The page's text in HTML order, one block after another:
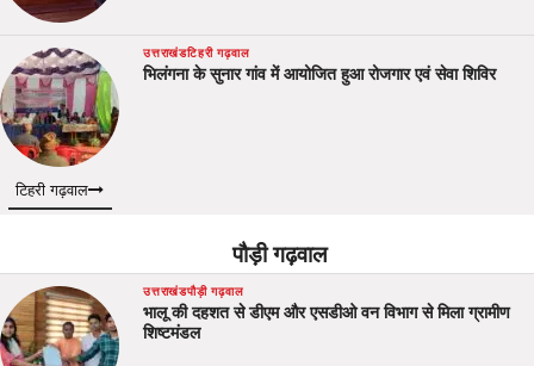
उत्तराखंडटिहरी गढ़वाल
भिलंगना के सुनार गांव में आयोजित हुआ रोजगार एवं सेवा शिविर
टिहरी गढ़वाल
पौड़ी गढ़वाल
उत्तराखंडपौड़ी गढ़वाल
भालू की दहशत से डीएम और एसडीओ वन विभाग से मिला ग्रामीण
शिष्टमंडल